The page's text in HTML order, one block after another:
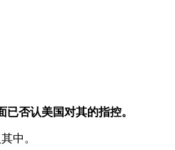
否认美国对其的指控。
中。